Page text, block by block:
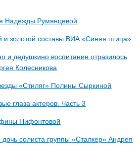
Надежды Румянцевой
и золотой составы ВИА «Синяя птица»
и дедушкино воспитание отразилось
Колесникова
«Стиляг» Полины Сыркиной
глаза актеров. Часть 3
Нифонтовой
солиста группы «Сталкер» Андрея